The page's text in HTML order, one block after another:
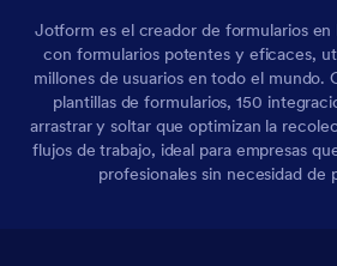
Jotform es el creador de formularios en
con formularios potentes y eficaces,
millones de usuarios en todo el
plantillas de formularios, 150
arrastrar y soltar que optimizan la
flujos de trabajo, ideal para empresas
profesionales sin necesidad de